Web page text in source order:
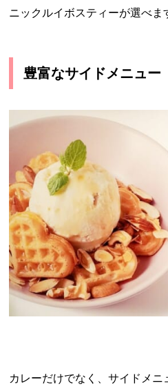
ニックルイボスティーが選べま
豊富なサイドメニュー
カレーだけでなく、サイドメニ